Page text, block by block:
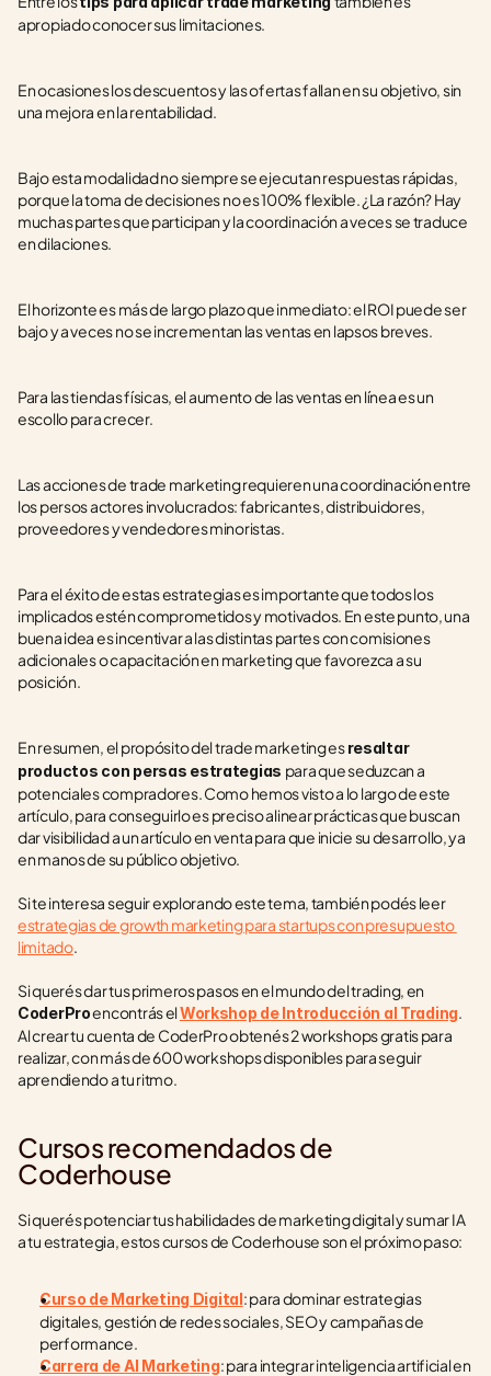
apropiado conocer sus limitaciones.
En ocasiones los descuentos y las ofertas fallan en su objetivo, sin
una mejora en la rentabilidad.
Bajo esta modalidad no siempre se ejecutan respuestas rápidas,
porque la toma de decisiones no es 100% flexible. ¿La razón? Hay
muchas partes que participan y la coordinación a veces se traduce
en dilaciones.
El horizonte es más de largo plazo que inmediato: el ROI puede ser
bajo y a veces no se incrementan las ventas en lapsos breves.
Para las tiendas físicas, el aumento de las ventas en línea es un
escollo para crecer.
Las acciones de trade marketing requieren una coordinación entre
los persos actores involucrados: fabricantes, distribuidores,
proveedores y vendedores minoristas.
Para el éxito de estas estrategias es importante que todos los
implicados estén comprometidos y motivados. En este punto, una
buena idea es incentivar a las distintas partes con comisiones
adicionales o capacitación en marketing que favorezca a su
posición.
En resumen, el propósito del trade marketing es resaltar
productos con persas estrategias para que seduzcan a
potenciales compradores. Como hemos visto a lo largo de este
artículo, para conseguirlo es preciso alinear prácticas que buscan
dar visibilidad a un artículo en venta para que inicie su desarrollo, ya
en manos de su público objetivo.
Si te interesa seguir explorando este tema, también podés leer
estrategias de growth marketing para startups con presupuesto
limitado.
CoderPro encontrás el Workshop de Introducción al Trading.
Al crear tu cuenta de CoderPro obtenés 2 workshops gratis para
realizar, con más de 600 workshops disponibles para seguir
aprendiendo a tu ritmo.
Cursos recomendados de
Coderhouse
Si querés potenciar tus habilidades de marketing digital y sumar IA
a tu estrategia, estos cursos de Coderhouse son el próximo paso:
Curso de Marketing Digital: para dominar estrategias
digitales, gestión de redes sociales, SEO y campañas de
performance.
Carrera de AI Marketing: para integrar inteligencia artificial en